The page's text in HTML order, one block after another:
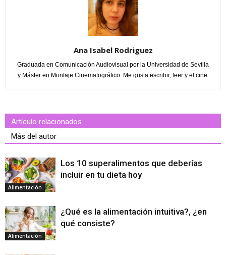
Ana Isabel Rodriguez
Graduada en Comunicación Audiovisual por la Universidad de Sevilla
y Máster en Montaje Cinematográfico. Me gusta escribir, leer y el cine.
Artículo relacionados
Más del autor
Alimentación
Los 10 superalimentos que deberías
incluir en tu dieta hoy
Alimentación
¿Qué es la alimentación intuitiva?, ¿en
qué consiste?